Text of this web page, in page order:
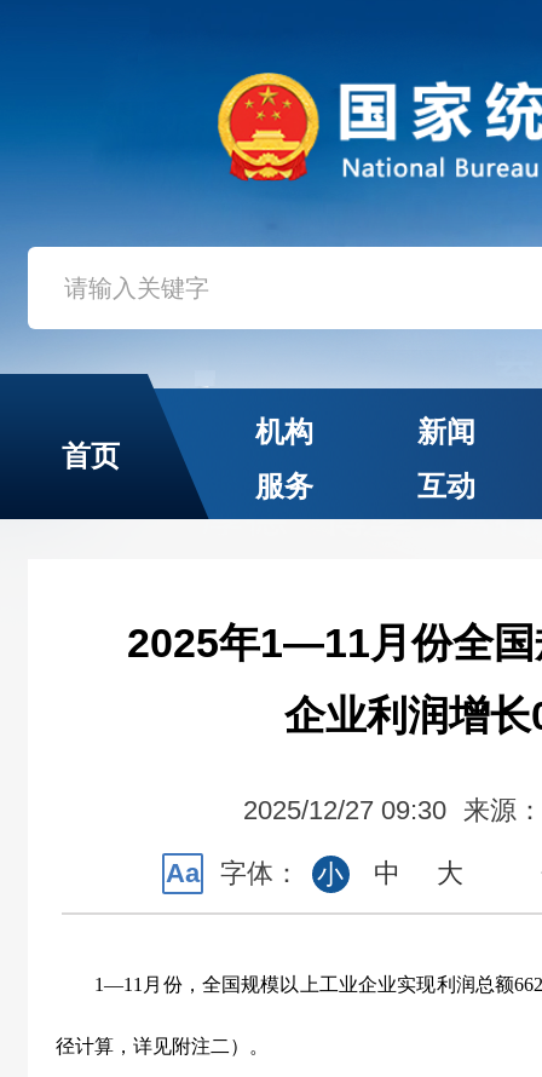
首页
机构
新闻
服务
互动
2025年1—11月份全国
企业利润增长
2025/12/27 09:30 来源
Aa 字体： 小 中 大
1—11 月份，全国规模以上工业企业实现利润总额
径计算，详见附注二）。